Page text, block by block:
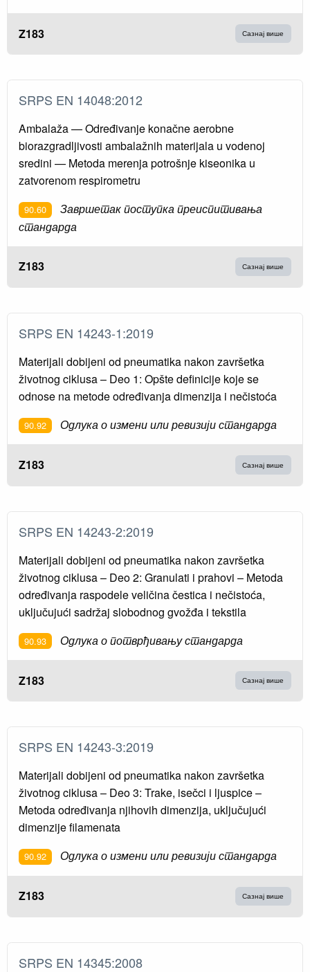
Z183 Сазнај више
SRPS EN 14048:2012
Ambalaža — Određivanje konačne aerobne
biorazgradljivosti ambalažnih materijala u vodenoj
sredini — Metoda merenja potrošnje kiseonika u
zatvorenom respirometru
90.60
Завршетак поступка преиспитивања
стандарда
Z183 Сазнај више
SRPS EN 14243-1:2019
Materijali dobijeni od pneumatika nakon završetka
životnog ciklusa – Deo 1: Opšte definicije koje se
odnose na metode određivanja dimenzija i nečistoća
90.92 Одлука о измени или ревизији стандарда
Z183 Сазнај више
SRPS EN 14243-2:2019
Materijali dobijeni od pneumatika nakon završetka
životnog ciklusa – Deo 2: Granulati i prahovi – Metoda
određivanja raspodele veličina čestica i nečistoća,
uključujući sadržaj slobodnog gvožđa i tekstila
90.93 Одлука о потврђивању стандарда
Z183 Сазнај више
SRPS EN 14243-3:2019
Materijali dobijeni od pneumatika nakon završetka
životnog ciklusa – Deo 3: Trake, isečci i ljuspice –
Metoda određivanja njihovih dimenzija, uključujući
dimenzije filamenata
90.92 Одлука о измени или ревизији стандарда
Z183 Сазнај више
SRPS EN 14345:2008